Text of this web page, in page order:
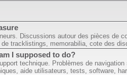
Discussions autour des pièces de
tracklistings, memorabilia, cote des
I supposed to do?
technique. Problèmes de navigation
aide utilisateurs, tests, software,